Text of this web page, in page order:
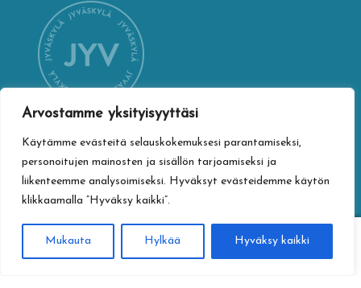
Arvostamme yksityisyyttäsi
Käytämme evästeitä selauskokemuksesi parantamiseksi,
personoitujen mainosten ja sisällön tarjoamiseksi ja
liikenteemme analysoimiseksi. Hyväksyt evästeidemme käytön
klikkaamalla ”Hyväksy kaikki”.
Mukauta Hylkää Hyväksy kaikki
YHTEYSTIEDOT
Jyväskylän kaupungin verkkokauppa
Vapaudenkatu 32
40100 Jyväskylä
jyvaskylan.verkkokauppa@jyvaskyla.fi
Etsi:
Haku
0